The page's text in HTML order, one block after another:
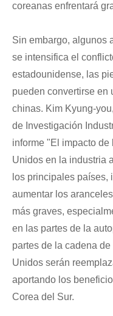
coreanas enfrentará
Sin embargo, algunos
se intensifica el
estadounidense, las
pueden convertirse en
chinas. Kim Kyung-
de Investigación
informe "El impacto
Unidos en la industria
los principales países,
aumentar los
más graves,
en las partes de la
partes de la cadena
Unidos serán
aportando los
Corea del Sur.